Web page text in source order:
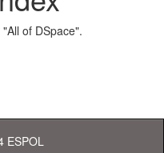
of DSpace".
ESPOL